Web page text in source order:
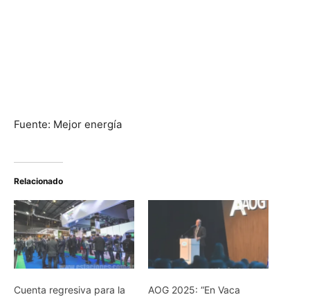
Fuente: Mejor energía
Relacionado
Cuenta regresiva para la
AOG 2025: “En Vaca